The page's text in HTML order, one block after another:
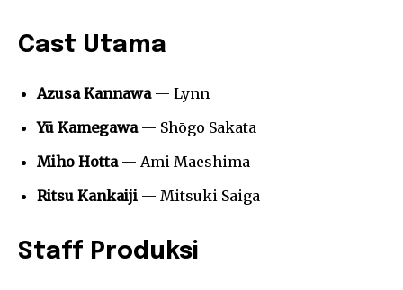
Cast Utama
Azusa Kannawa— Lynn
Yū Kamegawa— Shōgo Sakata
Miho Hotta— Ami Maeshima
Ritsu Kankaiji — Mitsuki Saiga
Staff Produksi